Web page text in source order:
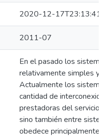
2020-12-17T23:13:41Z
2011-07
En el pasado los
relativamente simples y
Actualmente los
cantidad de
prestadoras del servicio
sino también entre
obedece principalmente